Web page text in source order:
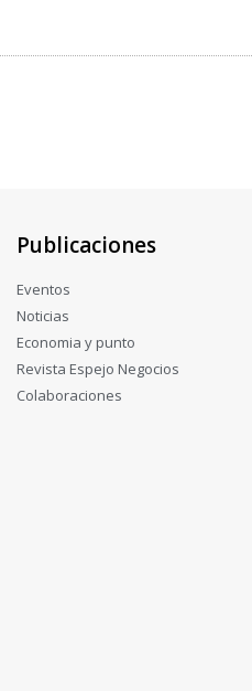
Publicaciones
Eventos
Noticias
Economia y punto
Revista Espejo Negocios
Colaboraciones